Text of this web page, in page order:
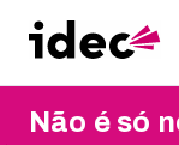
Não é sótoda